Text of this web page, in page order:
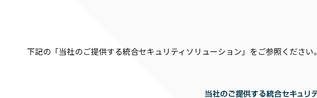
下記の「当社のご提供する統合セキュリティソリューション」をご参照ください。